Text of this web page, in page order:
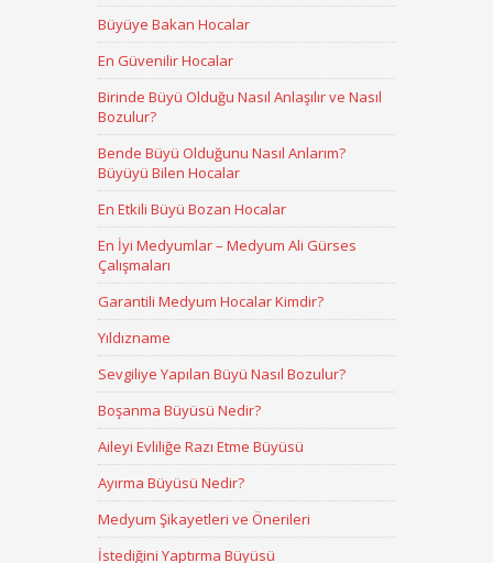
Büyüye Bakan Hocalar
En Güvenilir Hocalar
Birinde Büyü Olduğu Nasıl Anlaşılır ve Nasıl
Bozulur?
Bende Büyü Olduğunu Nasıl Anlarım?
Büyüyü Bilen Hocalar
En Etkili Büyü Bozan Hocalar
En İyi Medyumlar – Medyum Ali Gürses
Çalışmaları
Garantili Medyum Hocalar Kimdir?
Yıldızname
Sevgiliye Yapılan Büyü Nasıl Bozulur?
Boşanma Büyüsü Nedir?
Aileyi Evliliğe Razı Etme Büyüsü
Ayırma Büyüsü Nedir?
Medyum Şikayetleri ve Önerileri
İstediğini Yaptırma Büyüsü